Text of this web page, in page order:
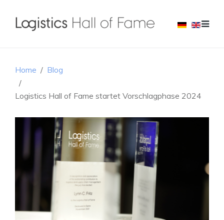
Home Blog
Logistics Hall of Fame startet Vorschlagphase 2024